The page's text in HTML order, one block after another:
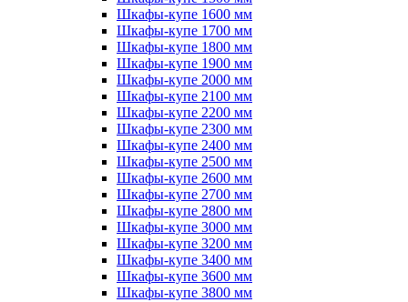
Шкафы-купе 1600 мм
Шкафы-купе 1700 мм
Шкафы-купе 1800 мм
Шкафы-купе 1900 мм
Шкафы-купе 2000 мм
Шкафы-купе 2100 мм
Шкафы-купе 2200 мм
Шкафы-купе 2300 мм
Шкафы-купе 2400 мм
Шкафы-купе 2500 мм
Шкафы-купе 2600 мм
Шкафы-купе 2700 мм
Шкафы-купе 2800 мм
Шкафы-купе 3000 мм
Шкафы-купе 3200 мм
Шкафы-купе 3400 мм
Шкафы-купе 3600 мм
Шкафы-купе 3800 мм